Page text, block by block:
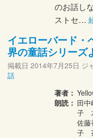
のお話し
ストセ…
イエローバード
界の童話シリーズ
掲載日 2014年7月25日 ジ
話
著者：
朗読： 田
子
佐
子